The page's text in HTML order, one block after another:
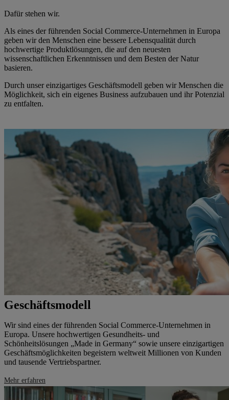
Dafür stehen wir.
Als eines der führenden Social Commerce-Unternehmen in Europa
geben wir den Menschen eine bessere Lebensqualität durch
hochwertige Produktlösungen, die auf den neuesten
wissenschaftlichen Erkenntnissen und dem Besten der Natur
basieren.
Durch unser einzigartiges Geschäftsmodell geben wir Menschen die
Möglichkeit, sich ein eigenes Business aufzubauen und ihr Potenzial
zu entfalten.
Geschäftsmodell
Wir sind eines der führenden Social Commerce-Unternehmen in
Europa. Unsere hochwertigen Gesundheits- und
Schönheitslösungen „Made in Germany“ sowie unsere einzigartigen
Geschäftsmöglichkeiten begeistern weltweit Millionen von Kunden
und tausende Vertriebspartner.
Mehr erfahren